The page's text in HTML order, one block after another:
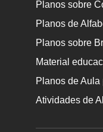
Planos sobre
Planos de
Planos sobre
Material
Planos de
Atividades de